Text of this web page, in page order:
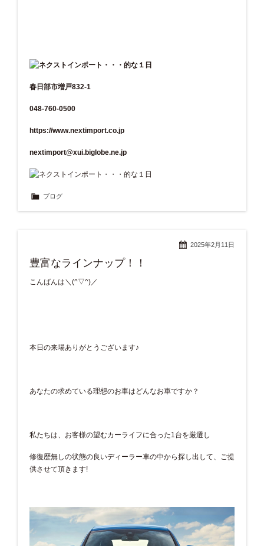
春日部市増戸832-1
048-760-0500
https://www.nextimport.co.jp
nextimport@xui.biglobe.ne.jp
ブログ
2025年2月11日
豊富なラインナップ！！
こんばんは＼(^▽^)／
本日の来場ありがとうございます♪
あなたの求めている理想のお車はどんなお車ですか？
私たちは、お客様の望むカーライフに合った1台を厳選し
修復歴無しの状態の良いディーラー車の中から探し出して、ご提
供させて頂きます!